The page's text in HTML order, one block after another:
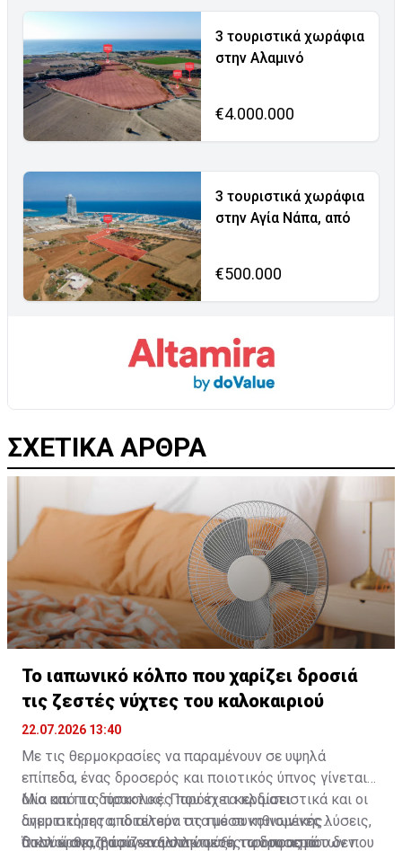
3 τουριστικά χωράφια
στην Αλαμινό
€4.000.000
3 τουριστικά χωράφια
στην Αγία Νάπα, από
€500.000
ΣΧΕΤΙΚΑ ΑΡΘΡΑ
Το ιαπωνικό κόλπο που χαρίζει δροσιά
τις ζεστές νύχτες του καλοκαιριού
22.07.2026 13:40
Με τις θερμοκρασίες να παραμένουν σε υψηλά
επίπεδα, ένας δροσερός και ποιοτικός ύπνος γίνεται
όλο και πιο δύσκολος. Παρότι τα κλιματιστικά και οι
ανεμιστήρες αποτελούν τις πιο συνηθισμένες λύσεις,
πολλοί αναζητούν εναλλακτικούς τρόπους που δεν
Μία από τις πρακτικές που έχει κερδίσει
δημοτικότητα, ιδιαίτερα στα μέσα κοινωνικής
δικτύωσης, βασίζεται στην ψύξη των υφασμάτων που
Όταν έρθει η ώρα να ξαπλώσετε, τα δροσερά